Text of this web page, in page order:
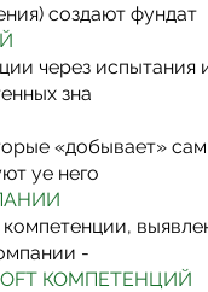
создают фундат
через
зна
«добывает»
уе него
-
КОМПЕТЕНЦИЙ